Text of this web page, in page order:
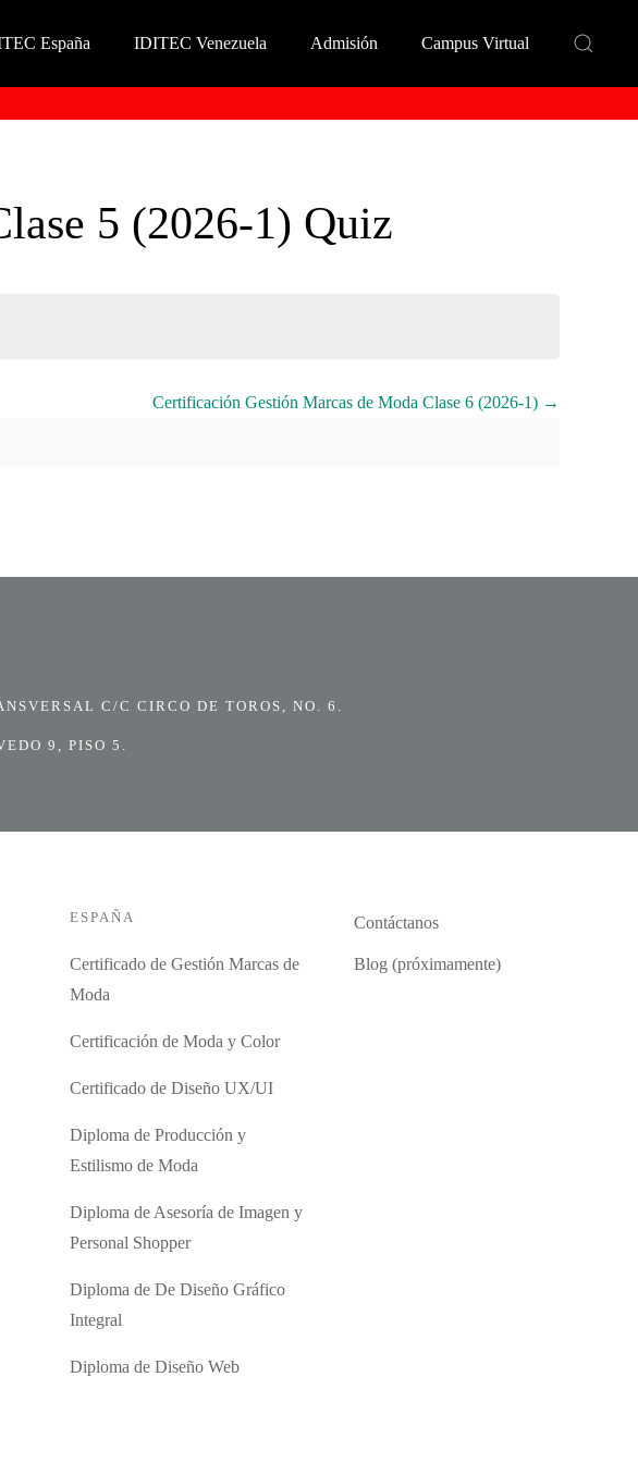
España IDITEC Venezuela Admisión Campus Virtual
5 (2026-1) Quiz
Certificación Gestión Marcas de Moda Clase 6 (2026-1)
C/C CIRCO DE TOROS, NO. 6.
9, PISO 5.
ESPAÑA
Certificado de Gestión Marcas de
Moda
Certificación de Moda y Color
Certificado de Diseño UX/UI
Diploma de Producción y
Estilismo de Moda
Diploma de Asesoría de Imagen y
Personal Shopper
Diploma de De Diseño Gráfico
Integral
Diploma de Diseño Web
Contáctanos
Blog (próximamente)